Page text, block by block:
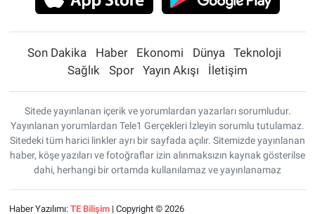
Son Dakika Haber Ekonomi Dünya
Teknoloji
Sağlık
Spor Yayın Akışı İletişim
Sitede yayınlanan içerik ve yorumlardan yazarları sorumludur.
Yayınlanan yorumlardan Tele1 Gerçekleri İzleyin sorumlu tutulamaz.
Sitedeki tüm harici linkler ayrı bir sayfada açılır. Sitemizde yayınlanan
haber, köşe yazıları ve fotoğraflar izin alınmaksızın kaynak gösterilse
dahi, herhangi bir ortamda kullanılamaz ve yayınlanamaz
Haber Yazılımı: TE Bilişim| Copyright © 2026